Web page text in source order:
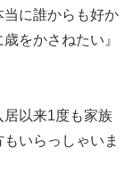
に誰からも好か
をかさねたい』
以来1度も家族
いらっしゃいま